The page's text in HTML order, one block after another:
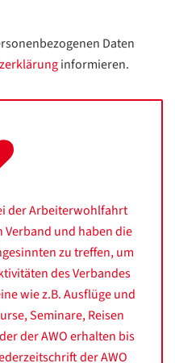
Daten
informieren.
der Arbeiterwohlfahrt
Verband und haben die
zu treffen, um
des Verbandes
wie z.B. Ausflüge und
Seminare, Reisen
der AWO erhalten bis
der AWO